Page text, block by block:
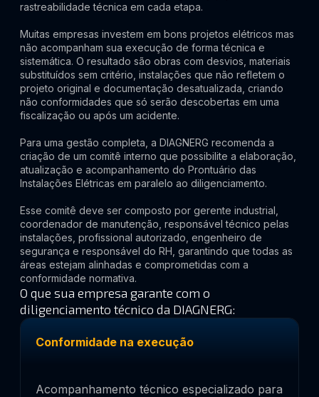
rastreabilidade técnica em cada etapa.
Muitas empresas investem em bons projetos elétricos mas
não acompanham sua execução de forma técnica e
sistemática. O resultado são obras com desvios, materiais
substituídos sem critério, instalações que não refletem o
projeto original e documentação desatualizada, criando
não conformidades que só serão descobertas em uma
fiscalização ou após um acidente.
Para uma gestão completa, a DIAGNERG recomenda a
criação de um comitê interno que possibilite a elaboração,
atualização e acompanhamento do Prontuário das
Instalações Elétricas em paralelo ao diligenciamento.
Esse comitê deve ser composto por gerente industrial,
coordenador de manutenção, responsável técnico pelas
instalações, profissional autorizado, engenheiro de
segurança e responsável do RH, garantindo que todas as
áreas estejam alinhadas e comprometidas com a
conformidade normativa.
O que sua empresa garante com o
diligenciamento técnico da DIAGNERG:
Conformidade na execução
Acompanhamento técnico especializado para